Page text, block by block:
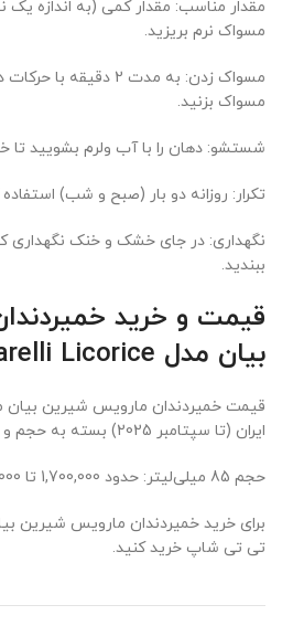
مقدار مناسب: مقدار کمی (به اندازه یک
مسواک نرم بریزید.
مسواک زدن: به مدت 2
مسواک بزنید.
شستشو: دهان را با آب ولرم بشویید تا
تکرار: روزانه دو بار (صبح و شب) استفاده
نگهداری: در جای خشک و خنک نگهداری
ببندید.
قیمت و خرید
بیان مدل Amarelli Licorice
ایران (تا سپتامبر 2025) بسته به حجم و فروشگاه متفاوت است:
حجم 85 میلی‌لیتر: حدود 1,700,000 تا 2,000,000 تومان.
برای خرید خمیردندان مارویس شیرین
تی تی شاپ خرید کنید.